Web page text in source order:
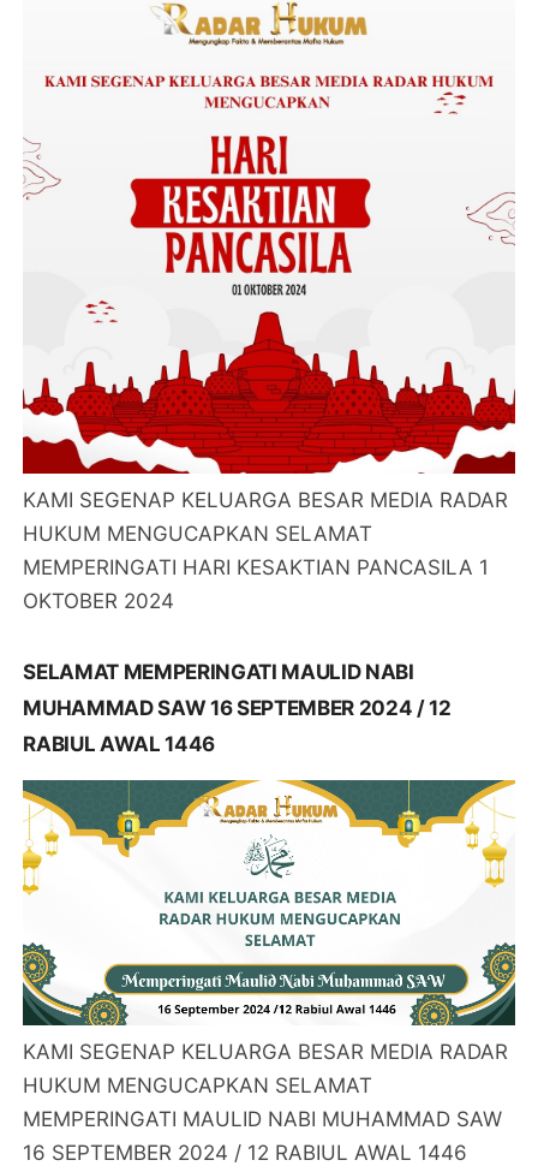
KAMI SEGENAP KELUARGA BESAR MEDIA RADAR
HUKUM MENGUCAPKAN SELAMAT
MEMPERINGATI HARI KESAKTIAN PANCASILA 1
OKTOBER 2024
SELAMAT MEMPERINGATI MAULID NABI
MUHAMMAD SAW 16 SEPTEMBER 2024 / 12
RABIUL AWAL 1446
KAMI SEGENAP KELUARGA BESAR MEDIA RADAR
HUKUM MENGUCAPKAN SELAMAT
MEMPERINGATI MAULID NABI MUHAMMAD SAW
16 SEPTEMBER 2024 / 12 RABIUL AWAL 1446